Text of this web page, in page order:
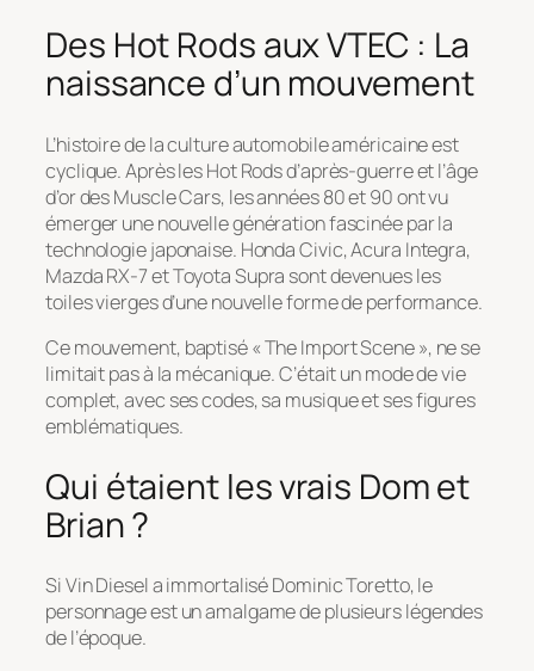
Des Hot Rods aux VTEC : La
naissance d’un mouvement
L’histoire de la culture automobile américaine est
cyclique. Après les Hot Rods d’après-guerre et l’âge
d’or des Muscle Cars, les années 80 et 90 ont vu
émerger une nouvelle génération fascinée par la
technologie japonaise. Honda Civic, Acura Integra,
Mazda RX-7 et Toyota Supra sont devenues les
toiles vierges d’une nouvelle forme de performance.
Ce mouvement, baptisé « The Import Scene », ne se
limitait pas à la mécanique. C’était un mode de vie
complet, avec ses codes, sa musique et ses figures
emblématiques.
Qui étaient les vrais Dom et
Brian ?
Si Vin Diesel a immortalisé Dominic Toretto, le
personnage est un amalgame de plusieurs légendes
de l’époque.